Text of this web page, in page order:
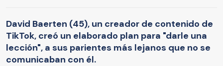
David Baerten (45), un creador de contenido de
TikTok, creó un elaborado plan para "darle una
lección", a sus parientes más lejanos que no se
comunicaban con él.